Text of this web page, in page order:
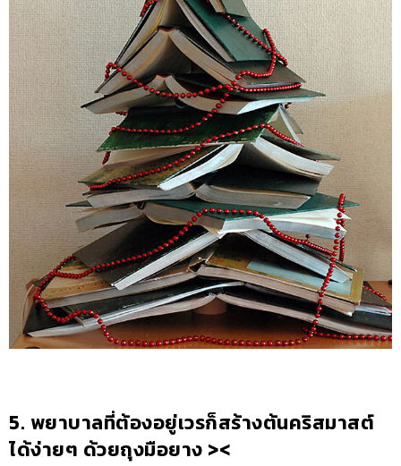
5. พยาบาลที่ต้องอยู่เวรก็สร้างต้นคริสมาสต์
ได้ง่ายๆ ด้วยถุงมือยาง ><